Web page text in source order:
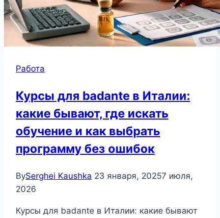
Работа
Курсы для badante в Италии:
какие бывают, где искать
обучение и как выбрать
программу без ошибок
BySerghei Kaushka 23 января, 20257 июля,
2026
Курсы для badante в Италии: какие бывают